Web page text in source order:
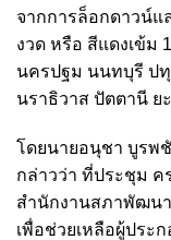
จากการล็อกดาวน์แ
งวด หรือ สีแดงเข้ม
นครปฐม นนทบุรี ป
นราธิวาส ปัตตานี ย
โดยนายอนุชา บูรพ
กล่าวว่า ที่ประชุม ค
สำนักงานสภาพัฒน
เพื่อช่วยเหลือผู้ประ